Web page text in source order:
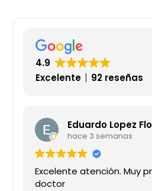
4.9
Excelente
92 reseñas
Eduardo Lopez
hace 3 semanas
Excelente atención. Muy
doctor